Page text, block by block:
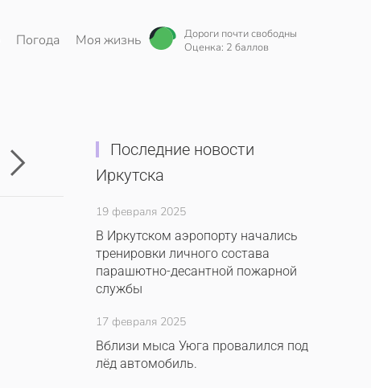
Погода Моя жизнь
Дороги почти свободны
Оценка: 2 баллов
Последние новости
Иркутска
19 февраля 2025
В Иркутском аэропорту начались
тренировки личного состава
парашютно-десантной пожарной
службы
17 февраля 2025
Вблизи мыса Уюга провалился под
лёд автомобиль.